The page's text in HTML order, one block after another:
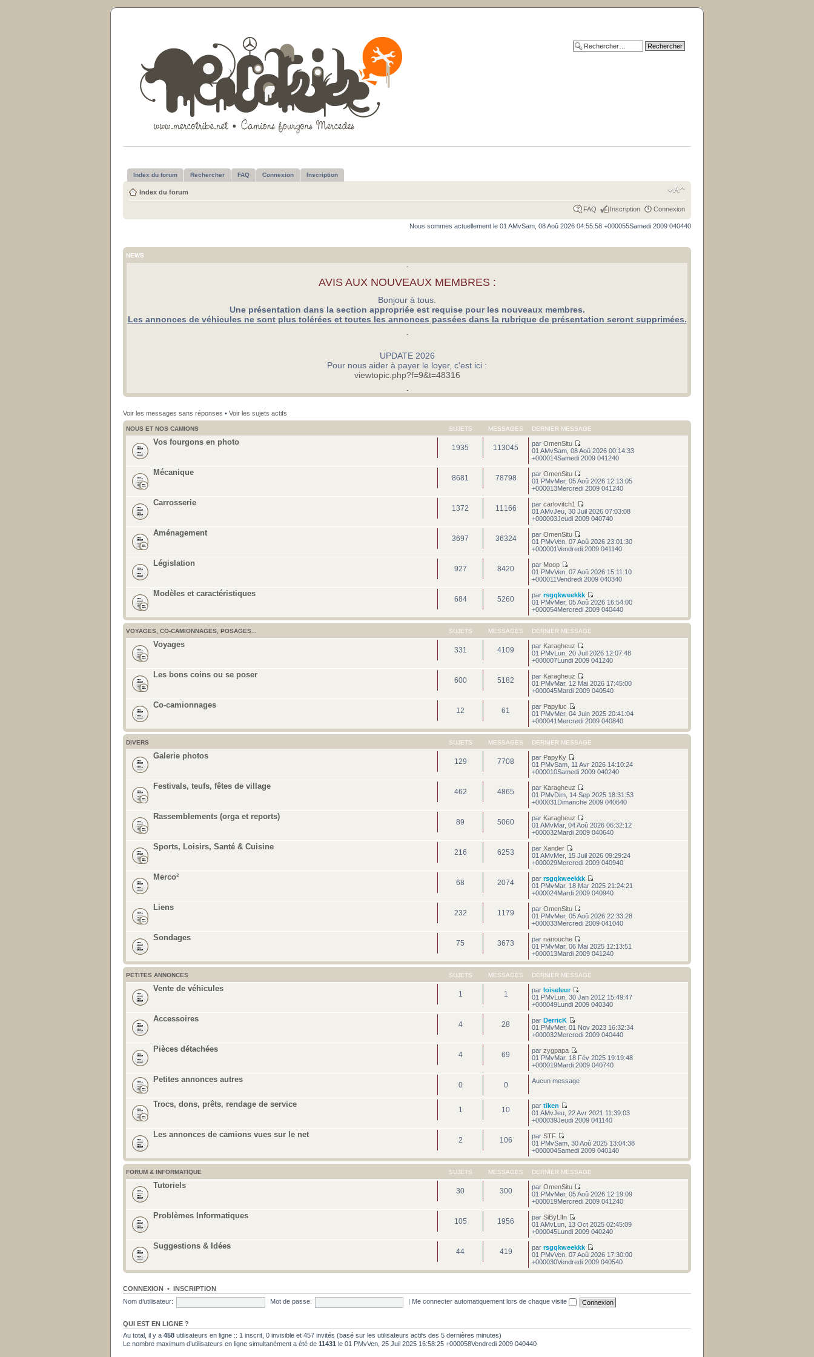
Index du forum Rechercher FAQ Connexion Inscription
Index du forum
FAQ Inscription Connexion
Nous sommes actuellement le 01 AMvSam, 08 Aoû 2026 04:55:58 +000055Samedi 2009 040440
NEWS
-
AVIS AUX NOUVEAUX MEMBRES :
Bonjour à tous.
Une présentation dans la section appropriée est requise pour les nouveaux membres.
Les annonces de véhicules ne sont plus tolérées et toutes les annonces passées dans la rubrique de présentation seront supprimées.
-
UPDATE 2026
Pour nous aider à payer le loyer, c'est ici :
viewtopic.php?f=9&t=48316
-
Voir les messages sans réponses • Voir les sujets actifs
NOUS ET NOS CAMIONS SUJETS MESSAGES DERNIER MESSAGE
Vos fourgons en photo
1935 113045 parOmenSitu
01 AMvSam, 08 Aoû 2026 00:14:33
+000014Samedi 2009 041240
Mécanique
8681 78798 parOmenSitu
01 PMvMer, 05 Aoû 2026 12:13:05
+000013Mercredi 2009 041240
Carrosserie
1372 11166 parcarlovitch1
01 AMvJeu, 30 Juil 2026 07:03:08
+000003Jeudi 2009 040740
Aménagement
3697 36324 parOmenSitu
01 PMvVen, 07 Aoû 2026 23:01:30
+000001Vendredi 2009 041140
Législation
927 8420 par Moop
01 PMvVen, 07 Aoû 2026 15:11:10
+000011Vendredi 2009 040340
Modèles et caractéristiques
684 5260 parrsgqkweekkk
01 PMvMer, 05 Aoû 2026 16:54:00
+000054Mercredi 2009 040440
VOYAGES, CO-CAMIONNAGES, POSAGES... SUJETS MESSAGES DERNIER MESSAGE
Voyages
331 4109 par Karagheuz
01 PMvLun, 20 Juil 2026 12:07:48
+000007Lundi 2009 041240
Les bons coins ou se poser
600 5182 par Karagheuz
01 PMvMar, 12 Mai 2026 17:45:00
+000045Mardi 2009 040540
Co-camionnages
12 61 par Papyluc
01 PMvMer, 04 Juin 2025 20:41:04
+000041Mercredi 2009 040840
DIVERS SUJETS MESSAGES DERNIER MESSAGE
Galerie photos
129 7708 par PapyKy
01 PMvSam, 11 Avr 2026 14:10:24
+000010Samedi 2009 040240
Festivals, teufs, fêtes de village
462 4865 par Karagheuz
01 PMvDim, 14 Sep 2025 18:31:53
+000031Dimanche 2009 040640
Rassemblements (orga et reports)
89 5060 par Karagheuz
01 AMvMar, 04 Aoû 2026 06:32:12
+000032Mardi 2009 040640
Sports, Loisirs, Santé & Cuisine
216 6253 parXander
01 AMvMer, 15 Juil 2026 09:29:24
+000029Mercredi 2009 040940
Merco²
68 2074 parrsgqkweekkk
01 PMvMar, 18 Mar 2025 21:24:21
+000024Mardi 2009 040940
Liens
232 1179 parOmenSitu
01 PMvMer, 05 Aoû 2026 22:33:28
+000033Mercredi 2009 041040
Sondages
75 3673 parnanouche
01 PMvMar, 06 Mai 2025 12:13:51
+000013Mardi 2009 041240
PETITES ANNONCES SUJETS MESSAGES DERNIER MESSAGE
Vente de véhicules
1 1 parloiseleur
01 PMvLun, 30 Jan 2012 15:49:47
+000049Lundi 2009 040340
Accessoires
4 28 parDerricK
01 PMvMer, 01 Nov 2023 16:32:34
+000032Mercredi 2009 040440
Pièces détachées
4 69 parzygpapa
01 PMvMar, 18 Fév 2025 19:19:48
+000019Mardi 2009 040740
Petites annonces autres
0 0 Aucun message
Trocs, dons, prêts, rendage de service
1 10 partiken
01 AMvJeu, 22 Avr 2021 11:39:03
+000039Jeudi 2009 041140
Les annonces de camions vues sur le net
2 106 parSTF
01 PMvSam, 30 Aoû 2025 13:04:38
+000004Samedi 2009 040140
FORUM & INFORMATIQUE SUJETS MESSAGES DERNIER MESSAGE
Tutoriels
30 300 parOmenSitu
01 PMvMer, 05 Aoû 2026 12:19:09
+000019Mercredi 2009 041240
Problèmes Informatiques
105 1956 parSiByLlIn
01 AMvLun, 13 Oct 2025 02:45:09
+000045Lundi 2009 040240
Suggestions & Idées
44 419 parrsgqkweekkk
01 PMvVen, 07 Aoû 2026 17:30:00
+000030Vendredi 2009 040540
CONNEXION • INSCRIPTION
Nom d’utilisateur:
Mot de passe: Me connecter automatiquement lors de chaque visite
QUI EST EN LIGNE ?
Au total, il y a 458 utilisateurs en ligne :: 1 inscrit, 0 invisible et 457 invités (basé sur les utilisateurs actifs des 5 dernières minutes)
Le nombre maximum d’utilisateurs en ligne simultanément a été de 11431 le 01 PMvVen, 25 Juil 2025 16:58:25 +000058Vendredi 2009 040440